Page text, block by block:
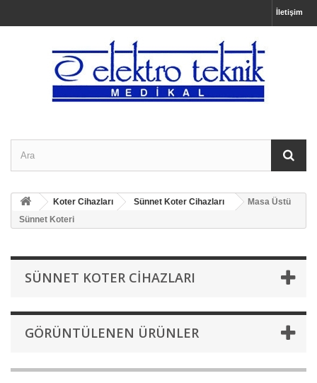
İletişim
Koter Cihazları Sünnet Koter Cihazları
Masa Üstü
Sünnet Koteri
SÜNNET KOTER CIHAZLARI
GÖRÜNTÜLENEN ÜRÜNLER